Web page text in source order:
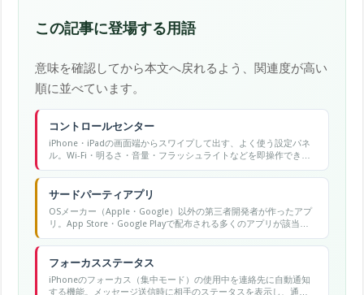
この記事に登場する用語
意味を確認してから本文へ戻れるよう、関連度が高い
順に並べています。
コントロールセンター
iPhone・iPadの画面端からスワイプして出す、よく使う設定パネ
ル。Wi-Fi・明るさ・音量・フラッシュライトなどを即操作でき
る。
サードパーティアプリ
OSメーカー（Apple・Google）以外の第三者開発者が作ったアプ
リ。App Store・Google Playで配布される多くのアプリが該当す
る。
フォーカスステータス
iPhoneのフォーカス（集中モード）の使用中を連絡先に自動通知
する機能。メッセージ送信時に相手のステータスを表示し、通知